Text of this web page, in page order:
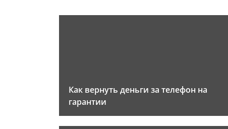
Как вернуть деньги за телефон на
гарантии